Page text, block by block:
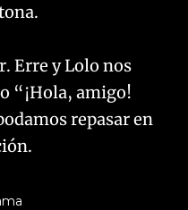
Erre y Lolo nos
“¡Hola, amigo!
repasar en